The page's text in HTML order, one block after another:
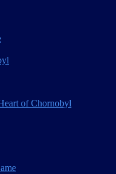
of Chornobyl